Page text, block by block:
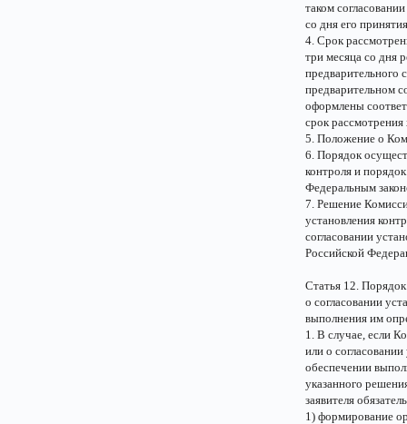
таком
со дня его
4. Срок
три месяца со дня
предварительного
предварительном
оформлены
срок
5. Положение о
6. Порядок
контроля и
Федеральным
7. Решение
установления
согласовании
Российской
Статья 12.
о согласовании
выполнения им
1. В случае, если
или о
обеспечении
указанного
заявителя
1) формирование